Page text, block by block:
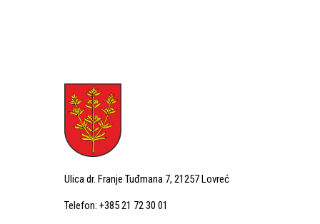
Ulica dr. Franje Tuđmana 7, 21257 Lovreć
Telefon: +385 21 72 30 01